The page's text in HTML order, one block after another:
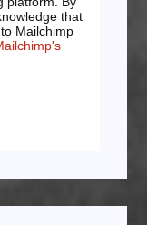
that
Mailchimp